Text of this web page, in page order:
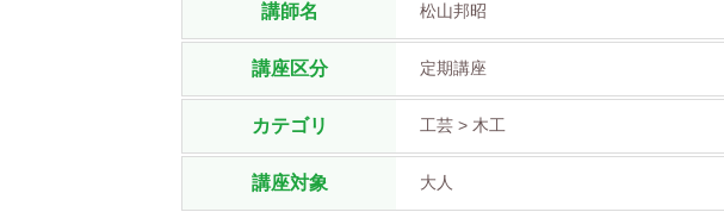
講師名 松山邦昭
講座区分 定期講座
カテゴリ 工芸 > 木工
講座対象 大人